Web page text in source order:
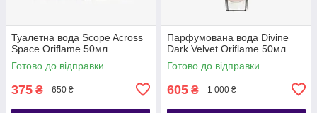
Туалетна вода Scope Across
Space Oriflame 50мл
Готово до відправки
375 ₴ 650 ₴
Парфумована вода Divine
Dark Velvet Oriflame 50мл
Готово до відправки
605 ₴ 1 000 ₴